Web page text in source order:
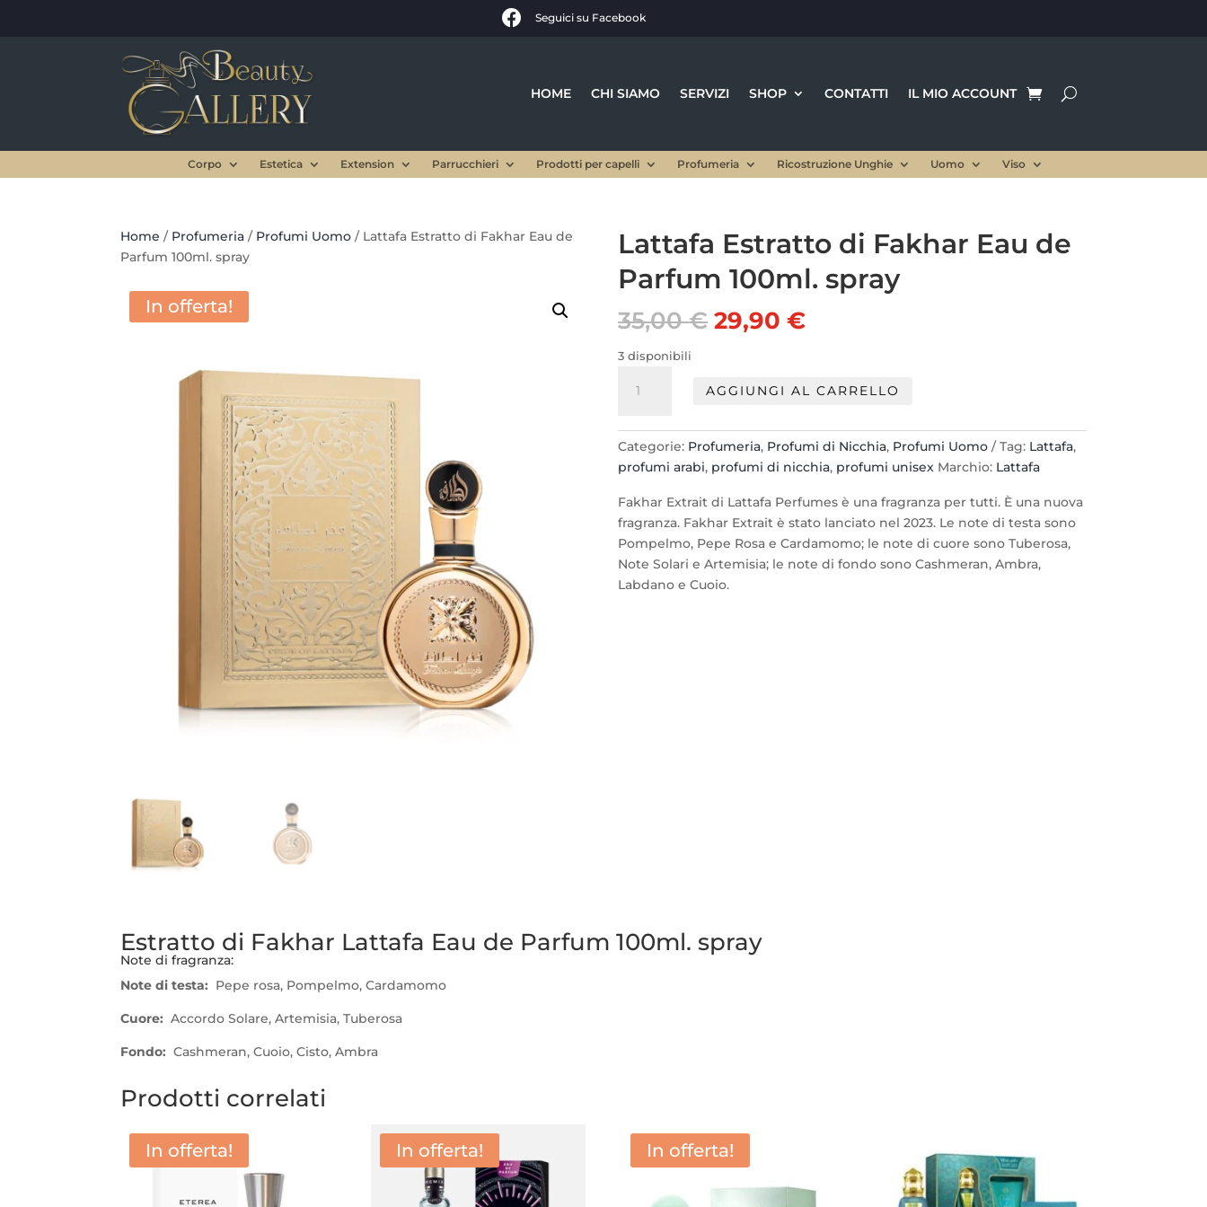
 Seguici su Facebook
HOME CHI SIAMO SERVIZI SHOP CONTATTI IL MIO ACCOUNT
Corpo Estetica Extension Parrucchieri Prodotti per capelli Profumeria Ricostruzione Unghie Uomo Viso
Home / Profumeria / Profumi Uomo / Lattafa Estratto di Fakhar Eau de
Parfum 100ml. spray
In offerta!
Lattafa Estratto di Fakhar Eau de
Parfum 100ml. spray
35,00€ Il
prezzo
era:
35,00 €.
29,90€Il
è:
29,90 €.
3 disponibili
Estratto
de
Parfum
100ml.
spray
quantità
AGGIUNGI AL CARRELLO
Categorie: Profumeria, Profumi di Nicchia, Profumi Uomo Tag: Lattafa,
profumi arabi, profumi di nicchia, profumi unisex Marchio: Lattafa
Fakhar Extrait di Lattafa Perfumes è una fragranza per tutti. È una nuova
fragranza. Fakhar Extrait è stato lanciato nel 2023. Le note di testa sono
Pompelmo, Pepe Rosa e Cardamomo; le note di cuore sono Tuberosa,
Note Solari e Artemisia; le note di fondo sono Cashmeran, Ambra,
Labdano e Cuoio.
Estratto di Fakhar Lattafa Eau de Parfum 100ml. spray
Note di fragranza:
Note di testa: Pepe rosa, Pompelmo, Cardamomo
Cuore: Accordo Solare, Artemisia, Tuberosa
Fondo: Cashmeran, Cuoio, Cisto, Ambra
Prodotti correlati
In offerta! In offerta! In offerta!